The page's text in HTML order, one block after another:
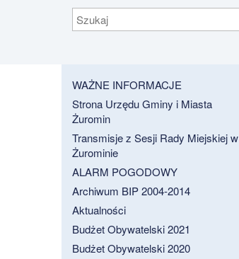
Szukaj
WAŻNE INFORMACJE
Strona Urzędu Gminy i Miasta
Żuromin
Transmisje z Sesji Rady Miejskiej w
Żurominie
ALARM POGODOWY
Archiwum BIP 2004-2014
Aktualności
Budżet Obywatelski 2021
Budżet Obywatelski 2020